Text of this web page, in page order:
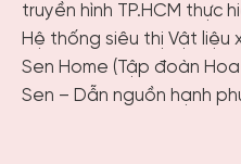
truyền hình TP.HCM thực
Hệ thống siêu thị Vật liệu
Sen Home (Tập đoàn
Sen – Dẫn nguồn hạnh